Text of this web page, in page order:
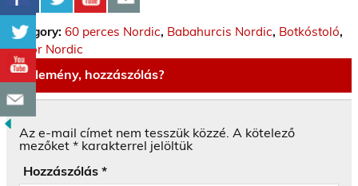
Category: 60 perces Nordic, Babahurcis Nordic, Botkóstoló,
Senior Nordic
Vélemény, hozzászólás?
Az e-mail címet nem tesszük közzé. A kötelező
mezőket * karakterrel jelöltük
Hozzászólás *